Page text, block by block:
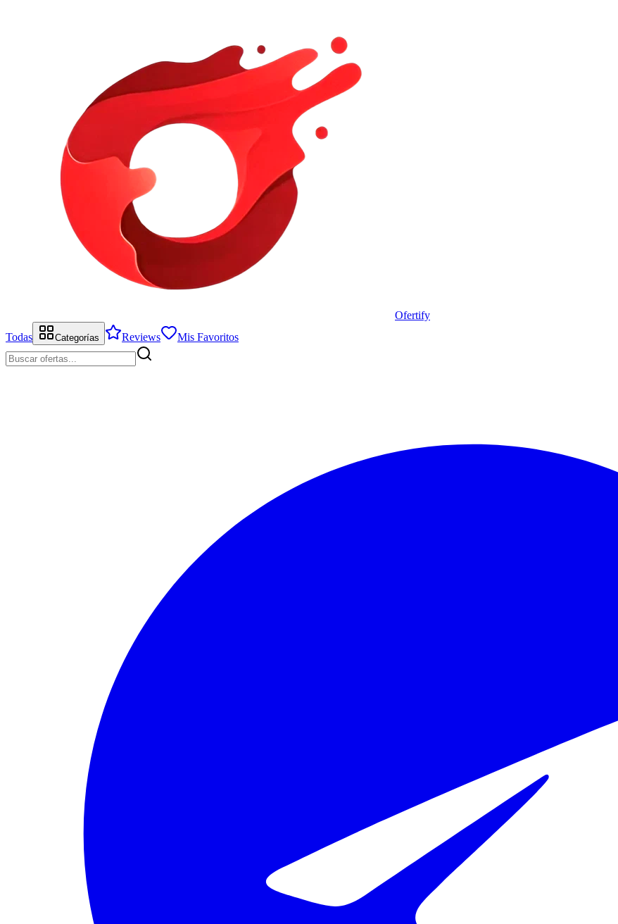
Ofertify
Todas
Categorías Reviews Mis Favoritos